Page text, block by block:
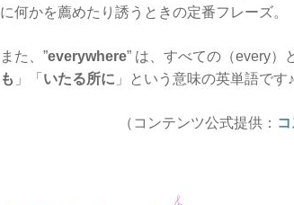
に何かを薦めたり誘うときの定番フレーズ。
また、”everywhere” は、すべての（every）
も 」「 いたる所に 」という意味の英単語です♪
（コンテンツ公式提供：